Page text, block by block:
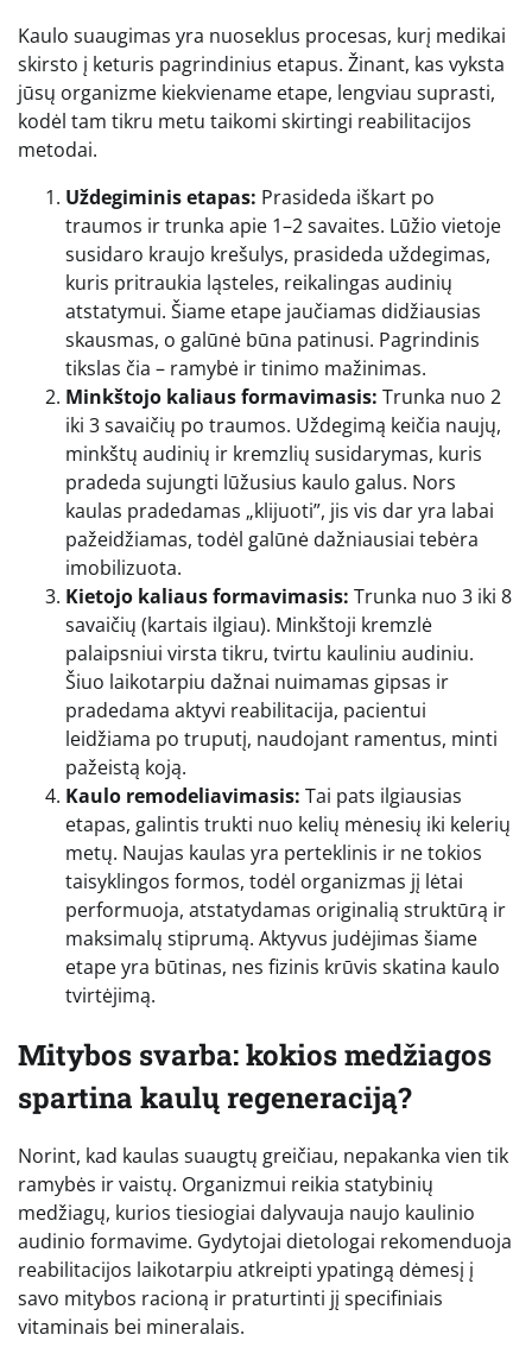
Kaulo suaugimas yra nuoseklus procesas, kurį medikai
skirsto į keturis pagrindinius etapus. Žinant, kas vyksta
jūsų organizme kiekviename etape, lengviau suprasti,
kodėl tam tikru metu taikomi skirtingi reabilitacijos
metodai.
Uždegiminis etapas: Prasideda iškart po
traumos ir trunka apie 1–2 savaites. Lūžio vietoje
susidaro kraujo krešulys, prasideda uždegimas,
kuris pritraukia ląsteles, reikalingas audinių
atstatymui. Šiame etape jaučiamas didžiausias
skausmas, o galūnė būna patinusi. Pagrindinis
tikslas čia – ramybė ir tinimo mažinimas.
Minkštojo kaliaus formavimasis: Trunka nuo 2
iki 3 savaičių po traumos. Uždegimą keičia naujų,
minkštų audinių ir kremzlių susidarymas, kuris
pradeda sujungti lūžusius kaulo galus. Nors
kaulas pradedamas „klijuoti”, jis vis dar yra labai
pažeidžiamas, todėl galūnė dažniausiai tebėra
imobilizuota.
Kietojo kaliaus formavimasis: Trunka nuo 3 iki 8
savaičių (kartais ilgiau). Minkštoji kremzlė
palaipsniui virsta tikru, tvirtu kauliniu audiniu.
Šiuo laikotarpiu dažnai nuimamas gipsas ir
pradedama aktyvi reabilitacija, pacientui
leidžiama po truputį, naudojant ramentus, minti
pažeistą koją.
Kaulo remodeliavimasis: Tai pats ilgiausias
etapas, galintis trukti nuo kelių mėnesių iki kelerių
metų. Naujas kaulas yra perteklinis ir ne tokios
taisyklingos formos, todėl organizmas jį lėtai
performuoja, atstatydamas originalią struktūrą ir
maksimalų stiprumą. Aktyvus judėjimas šiame
etape yra būtinas, nes fizinis krūvis skatina kaulo
tvirtėjimą.
Mitybos svarba: kokios medžiagos
spartina kaulų regeneraciją?
Norint, kad kaulas suaugtų greičiau, nepakanka vien tik
ramybės ir vaistų. Organizmui reikia statybinių
medžiagų, kurios tiesiogiai dalyvauja naujo kaulinio
audinio formavime. Gydytojai dietologai rekomenduoja
reabilitacijos laikotarpiu atkreipti ypatingą dėmesį į
savo mitybos racioną ir praturtinti jį specifiniais
vitaminais bei mineralais.